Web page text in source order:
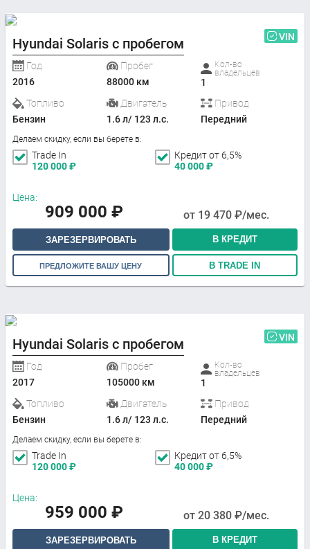
Hyundai Solaris с пробегом VIN
Год
2016
Пробег
88000 км
Кол-во
владельцев
1
Топливо
Бензин
Двигатель
1.6 л/ 123 л.с.
Привод
Передний
Делаем скидку, если вы берете в:
Trade In
120 000₽
Кредит от 6,5%
40 000₽
Цена:
909 000 ₽ от 19 470 ₽/мес.
ЗАРЕЗЕРВИРОВАТЬ В КРЕДИТ
ПРЕДЛОЖИТЕ ВАШУ ЦЕНУ В TRADE IN
Hyundai Solaris с пробегом VIN
Год
2017
Пробег
105000 км
Кол-во
владельцев
1
Топливо
Бензин
Двигатель
1.6 л/ 123 л.с.
Привод
Передний
Делаем скидку, если вы берете в:
Trade In
120 000₽
Кредит от 6,5%
40 000₽
Цена:
959 000 ₽ от 20 380 ₽/мес.
ЗАРЕЗЕРВИРОВАТЬ В КРЕДИТ